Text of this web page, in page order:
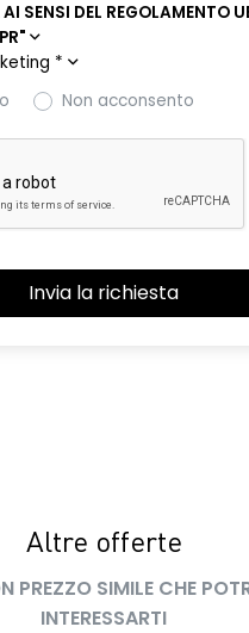
incluso per 8 anni
mediante app My
disattivazione sistema driving
scorrevoli ed
SENSI DEL REGOLAMENTO
*
Non acconsento
Altre offerte
PREZZO SIMILE CHE
INTERESSARTI